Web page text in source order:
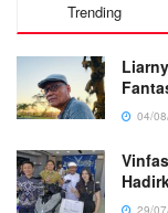
Trending
04/
29/